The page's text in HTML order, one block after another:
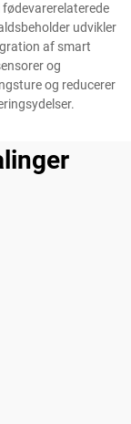
udvikler
af smart
og
og reducerer